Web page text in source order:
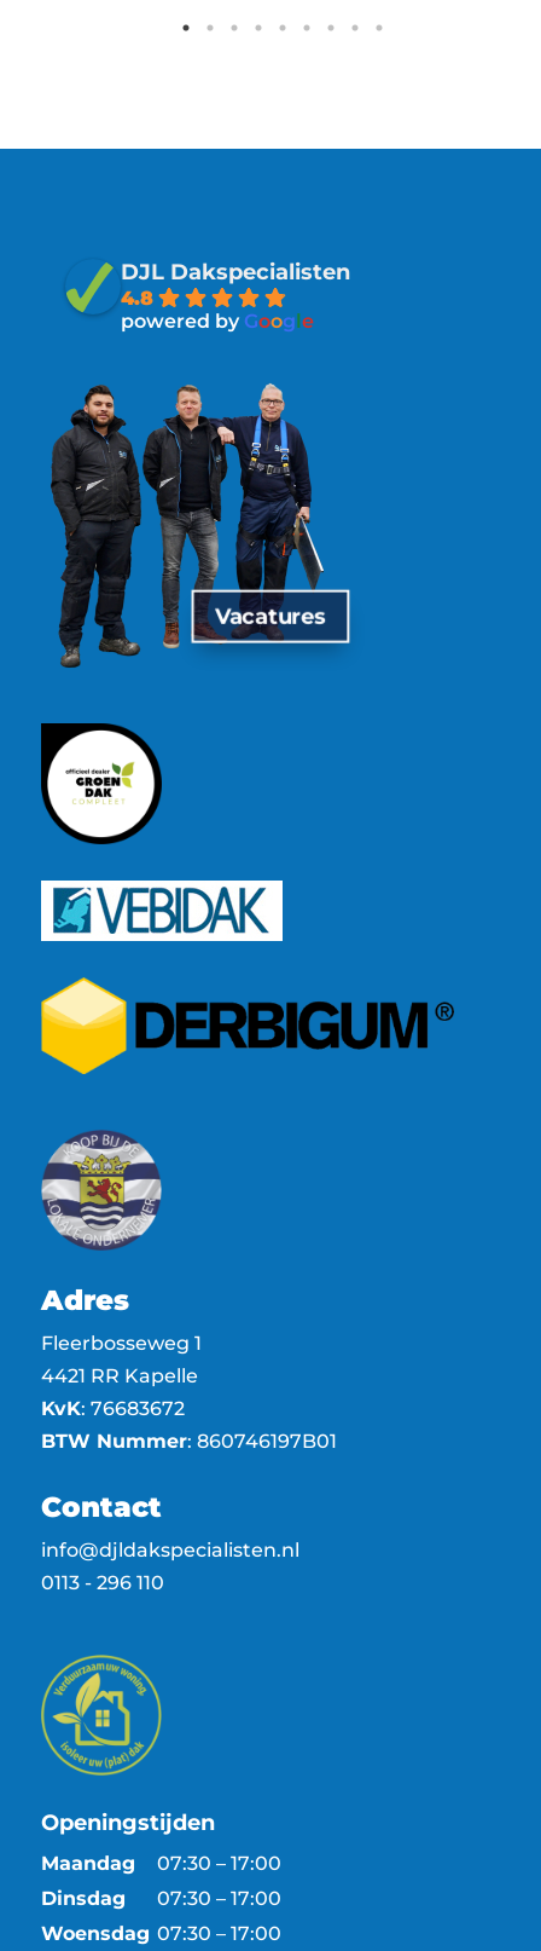
DJL Dakspecialisten
4.8
powered by Goog e
Vacatures
Adres
Fleerbosseweg 1
4421 RR Kapelle
KvK: 76683672
BTW Nummer: 860746197B01
Contact
info@djldakspecialisten.nl
0113 - 296 110
Openingstijden
Maandag
07:30 – 17:00
Dinsdag
07:30 – 17:00
Woensdag 07:30 – 17:00